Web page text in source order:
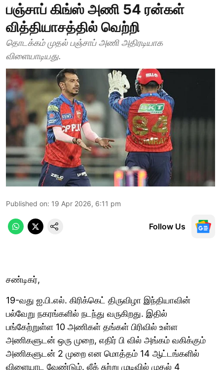
பஞ்சாப் கிங்ஸ் அணி 54 ரன்கள்
வித்தியாசத்தில் வெற்றி
தொடக்கம் முதல் பஞ்சாப் அணி அதிரடியாக
விளையாடியது.
Published on: 19 Apr 2026, 6:11 pm
Follow Us
சண்டிகர்,
19-வது ஐ.பி.எல். கிரிக்கெட் திருவிழா இந்தியாவின்
பல்வேறு நகரங்களில் நடந்து வருகிறது. இதில்
பங்கேற்றுள்ள 10 அணிகள் தங்கள் பிரிவில் உள்ள
அணிகளுடன் ஒரு முறை, எதிர் பி வில் அங்கம் வகிக்கும்
அணிகளுடன் 2 முறை என மொத்தம் 14 ஆட்டங்களில்
விளையாட வேண்டும். லீக் சுற்று முடிவில் முதல் 4